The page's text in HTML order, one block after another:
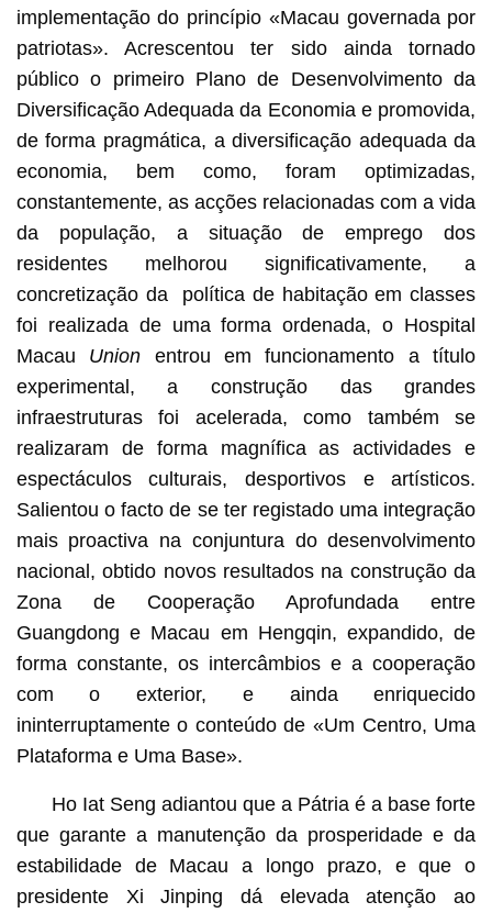
implementação do princípio «Macau governada por
patriotas». Acrescentou ter sido ainda tornado
público o primeiro Plano de Desenvolvimento da
Diversificação Adequada da Economia e promovida,
de forma pragmática, a diversificação adequada da
economia, bem como, foram optimizadas,
constantemente, as acções relacionadas com a vida
da população, a situação de emprego dos
residentes melhorou significativamente, a
concretização da política de habitação em classes
foi realizada de uma forma ordenada, o Hospital
Macau Union entrou em funcionamento a título
experimental, a construção das grandes
infraestruturas foi acelerada, como também se
realizaram de forma magnífica as actividades e
espectáculos culturais, desportivos e artísticos.
Salientou o facto de se ter registado uma integração
mais proactiva na conjuntura do desenvolvimento
nacional, obtido novos resultados na construção da
Zona de Cooperação Aprofundada entre
Guangdong e Macau em Hengqin, expandido, de
forma constante, os intercâmbios e a cooperação
com o exterior, e ainda enriquecido
ininterruptamente o conteúdo de «Um Centro, Uma
Plataforma e Uma Base».
Ho Iat Seng adiantou que a Pátria é a base forte
que garante a manutenção da prosperidade e da
estabilidade de Macau a longo prazo, e que o
presidente Xi Jinping dá elevada atenção ao